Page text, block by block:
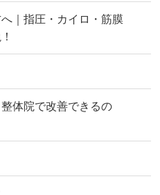
｜指圧・カイロ・筋膜
体院で改善できるの